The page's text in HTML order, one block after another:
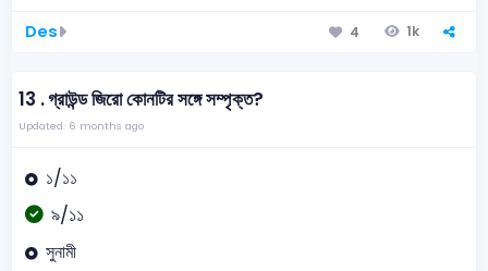
Des 4 1k
13 .গ্রাউন্ড জিরো কোনটির সঙ্গে সম্পৃক্ত?
Updated: 6 months ago
১/১১
৯/১১
সুনামী